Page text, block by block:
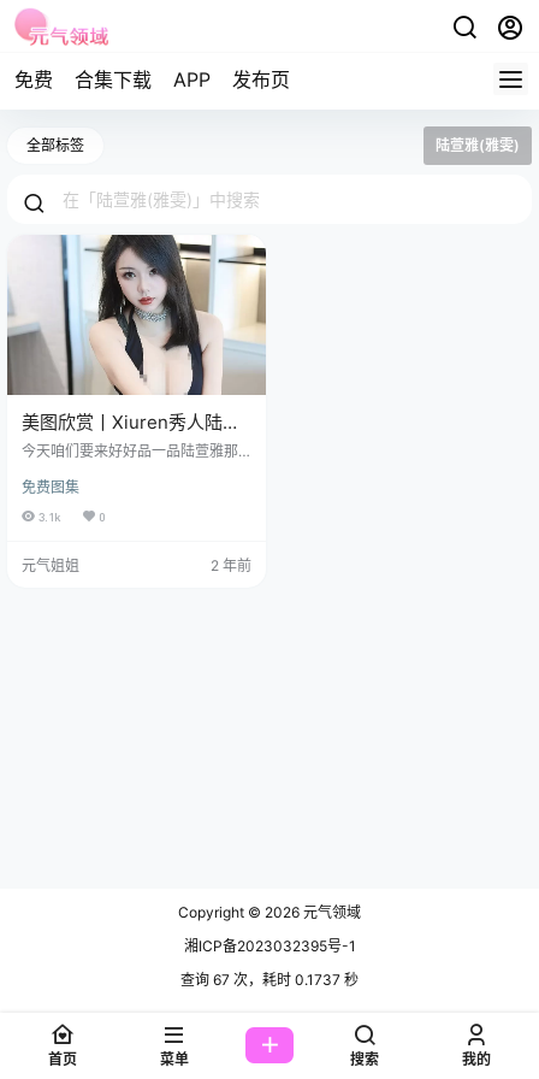
免费 合集下载 APP 发布页
全部标签 陆萱雅(雅雯)
美图欣赏丨Xiuren秀人陆萱
雅_Kim
今天咱们要来好好品一品陆萱雅那
费套图，文章末尾获取 陆萱雅，这
位魅力无限的小姐姐，在模特和主
27 日出生于河北石家庄。 说起她的
免费图集
3.1k 0
元气姐姐 2 年前
Copyright © 2026 元气领域
湘ICP备2023032395号-1
查询 67 次，耗时 0.1737 秒
首页 菜单 搜索 我的